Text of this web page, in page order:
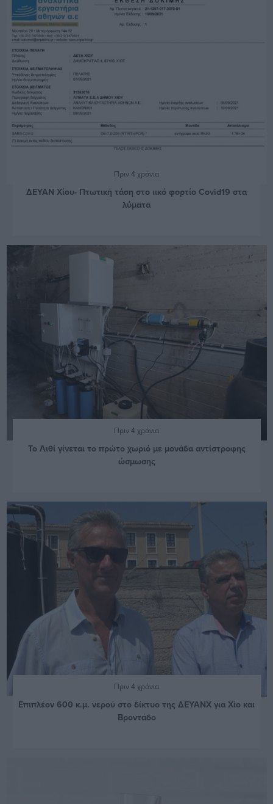
Πριν 4 χρόνια
ΔΕΥΑΝ Χίου- Πτωτική τάση στο ιικό φορτίο Covid19 στα
λύματα
Πριν 4 χρόνια
Το Λιθί γίνεται το πρώτο χωριό με μονάδα αντίστροφης
ώσμωσης
Πριν 4 χρόνια
Επιπλέον 600 κ.μ. νερού στο δίκτυο της ΔΕΥΑΝΧ για Χίο και
Βροντάδο